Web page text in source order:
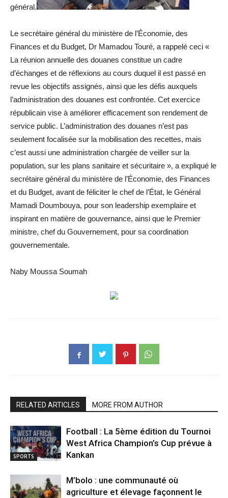
général.
Le secrétaire général du ministère de l’Économie, des
Finances et du Budget, Dr Mamadou Touré, a rappelé ceci «
La réunion annuelle des douanes constitue un cadre
d’échanges et de réflexions au cours duquel il est passé en
revue les objectifs assignés, ainsi que les défis auxquels
l’administration des douanes est confrontée. Cet exercice
républicain vise à améliorer efficacement son rendement de
service public. L’administration des douanes n’est pas
seulement focalisée sur la mobilisation des recettes, mais
c’est aussi une administration chargée de veiller sur la
population, sur les plans sanitaire et sécuritaire », a expliqué le
secrétaire général du ministère de l’Économie, des Finances
et du Budget, avant de féliciter le chef de l’État, le Général
Mamadi Doumbouya, pour son leadership exemplaire et
inspirant en matière de gouvernance, ainsi que le Premier
ministre, chef du Gouvernement, pour sa coordination
gouvernementale.
Naby Moussa Soumah
RELATED ARTICLES MORE FROM AUTHOR
SPORTS
Football : La 5ème édition du Tournoi
West Africa Champion’s Cup prévue à
Kankan
M’bolo : une communauté où
agriculture et élevage façonnent le